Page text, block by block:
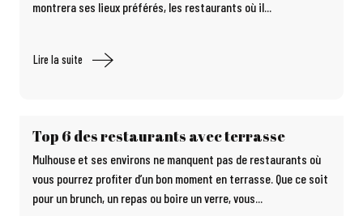
montrera ses lieux préférés, les restaurants où il...
Lire la suite
Top 6 des restaurants avec terrasse
Mulhouse et ses environs ne manquent pas de restaurants où
vous pourrez profiter d’un bon moment en terrasse. Que ce soit
pour un brunch, un repas ou boire un verre, vous...